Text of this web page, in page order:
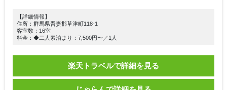
【詳細情報】
住所：群馬県吾妻郡草津町118-1
客室数：16室
料金：◆二人素泊まり：7,500円〜／1人
楽天トラベルで詳細を見る